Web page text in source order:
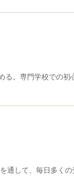
る。専門学校での初
通して、毎日多く